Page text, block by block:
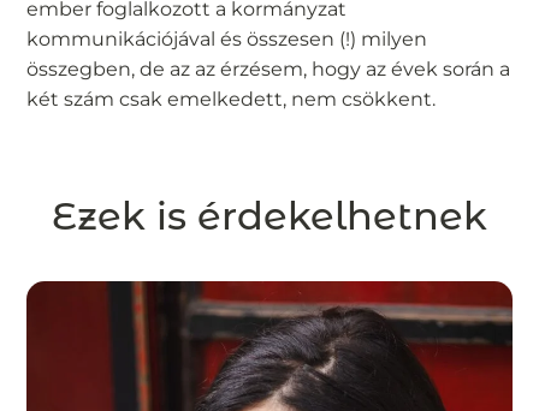
ember foglalkozott a kormányzat
kommunikációjával és összesen (!) milyen
összegben, de az az érzésem, hogy az évek során a
két szám csak emelkedett, nem csökkent.
Ezek is érdekelhetnek